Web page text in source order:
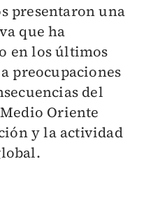
presentaron una
que ha
en los últimos
preocupaciones
del
Oriente
y la actividad